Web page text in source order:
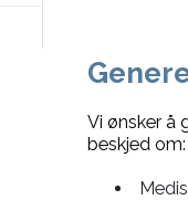
Vi ønsker å
beskjed om: